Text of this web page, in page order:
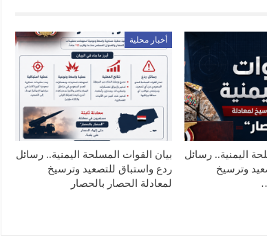
اليمنية.. رسائل
وترسيخ
أخبار محلية
بيان القوات المسلحة اليمنية.. رسائل
ردع واستباق للتصعيد وترسيخ
لمعادلة الحصار بالحصار